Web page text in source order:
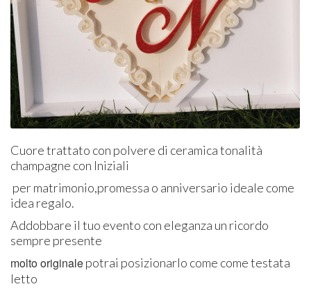
Cuore trattato con polvere di ceramica tonalità
champagne con Iniziali
per matrimonio,promessa o anniversario ideale come
idea regalo.
Addobbare il tuo evento con eleganza un ricordo
sempre presente
molto originalepotrai posizionarlo come come testata
letto